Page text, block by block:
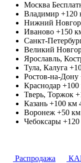
Москва
Владимир +120
Нижний
Иваново +150
Санкт-
Великий
Ярославль,
Тула, Калуга
Ростов-на-Дону
Краснодар
Тверь, Торжок
Казань +100 км
Воронеж +50 км
Чебоксары
Распродажа